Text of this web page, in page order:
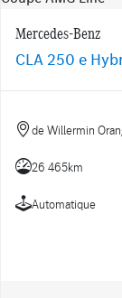
Mercedes-Benz
CLA 250 e
de Willermin
26 465km
Automatique